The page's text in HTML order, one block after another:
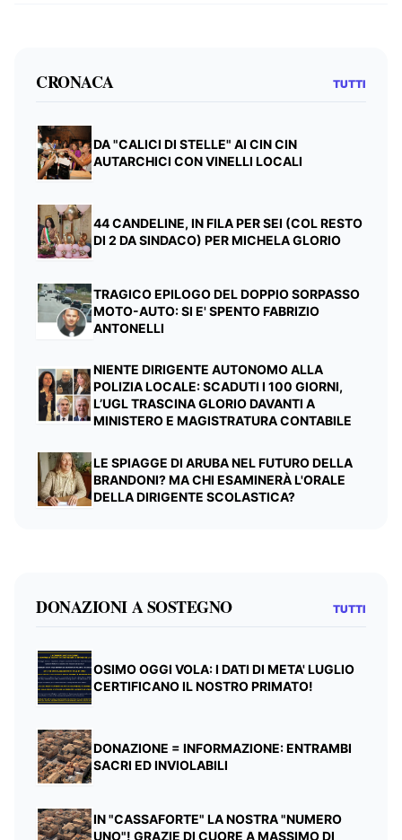
CRONACA TUTTI
DA "CALICI DI STELLE" AI CIN CIN
AUTARCHICI CON VINELLI LOCALI
44 CANDELINE, IN FILA PER SEI (COL RESTO
DI 2 DA SINDACO) PER MICHELA GLORIO
TRAGICO EPILOGO DEL DOPPIO SORPASSO
MOTO-AUTO: SI E' SPENTO FABRIZIO
ANTONELLI
NIENTE DIRIGENTE AUTONOMO ALLA
POLIZIA LOCALE: SCADUTI I 100 GIORNI,
L’UGL TRASCINA GLORIO DAVANTI A
MINISTERO E MAGISTRATURA CONTABILE
LE SPIAGGE DI ARUBA NEL FUTURO DELLA
BRANDONI? MA CHI ESAMINERÀ L'ORALE
DELLA DIRIGENTE SCOLASTICA?
DONAZIONI A SOSTEGNO TUTTI
OSIMO OGGI VOLA: I DATI DI META' LUGLIO
CERTIFICANO IL NOSTRO PRIMATO!
DONAZIONE = INFORMAZIONE: ENTRAMBI
SACRI ED INVIOLABILI
IN "CASSAFORTE" LA NOSTRA "NUMERO
UNO"! GRAZIE DI CUORE A MASSIMO DI